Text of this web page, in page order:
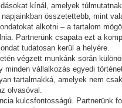
kínál, amelyek
összetettebb, mint
alkotni – a tartalom
Partnerünk csapata ezt a
tudatosan kerül a helyére.
végzett munkánk során
minden vállalkozás egyedi
tartalmakká, amelyek nem
olvasóval.
kulcsfontosságú. Partnerünk